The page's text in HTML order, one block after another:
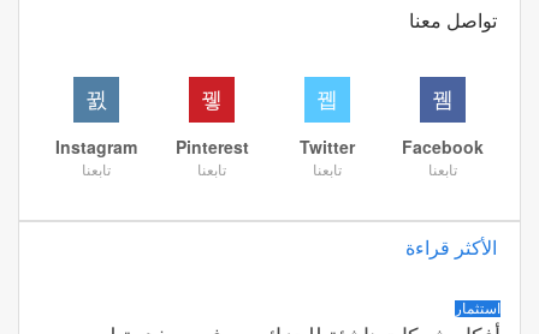
تواصل معنا
Facebook
تابعنا
Twitter
تابعنا
Pinterest
تابعنا
Instagram
تابعنا
الأكثر قراءة
استثمار